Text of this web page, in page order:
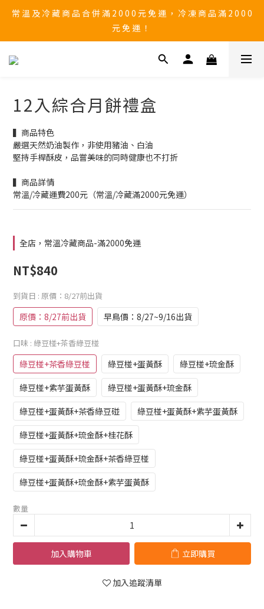
🚨 中秋檔期 9/1~9/25 黑貓物流 「無法保證到貨日配達」 ，有送
禮需求，請務必自行提前到貨日。
常 溫 及 冷 藏 商 品 合 併 滿 2 0 0 0 元 免 運 ， 冷 凍 商 品 滿 2 0 0 0
元 免 運 ！
⚠ 防詐騙提醒！勿透過臉書一頁式網站購物，不要點選來路不明
🚨 中秋檔期 9/1~9/25 黑貓物流 「無法保證到貨日配達」 ，有送
禮需求，請務必自行提前到貨日。
12入綜合月餅禮盒
▍商品特色
嚴選天然奶油製作，非使用豬油、白油
堅持手桿酥皮，品嘗美味的同時健康也不打折
▍商品詳情
常溫/冷藏運費200元（常溫/冷藏滿2000元免運）
全店，常溫冷藏商品-滿2000免運
NT$840
到貨日 : 原價：8/27前出貨
原價：8/27前出貨 早鳥價：8/27~9/16出貨
口味 : 綠豆椪+茶香綠豆椪
綠豆椪+茶香綠豆椪 綠豆椪+蛋黃酥
綠豆椪+琉金酥
綠豆椪+紫芋蛋黃酥
綠豆椪+蛋黃酥+琉金酥
綠豆椪+蛋黃酥+茶香綠豆碰
綠豆椪+蛋黃酥+紫芋蛋黃酥
綠豆椪+蛋黃酥+琉金酥+桂花酥
綠豆椪+蛋黃酥+琉金酥+茶香綠豆椪
綠豆椪+蛋黃酥+琉金酥+紫芋蛋黃酥
數量
加入購物車 立即購買
加入追蹤清單